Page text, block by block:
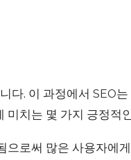
다. 이 과정에서 SEO
미치는 몇 가지 긍정적
으로써 많은 사용자에